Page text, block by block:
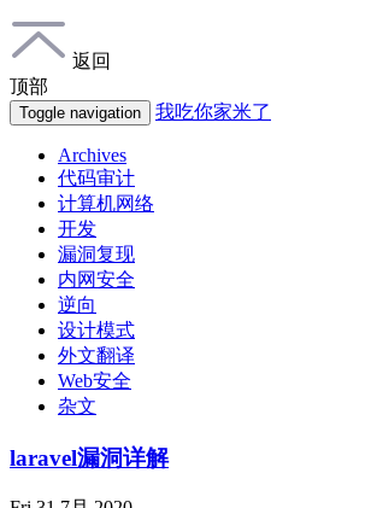
返回
顶部
Toggle navigation 我吃你家米了
Archives
代码审计
计算机网络
开发
漏洞复现
内网安全
逆向
设计模式
外文翻译
Web安全
杂文
laravel漏洞详解